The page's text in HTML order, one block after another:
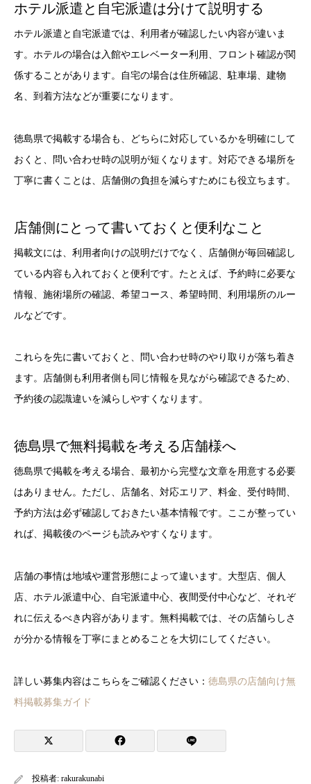
ホテル派遣と自宅派遣は分けて説明する
ホテル派遣と自宅派遣では、利用者が確認したい内容が違いま
す。ホテルの場合は入館やエレベーター利用、フロント確認が関
係することがあります。自宅の場合は住所確認、駐車場、建物
名、到着方法などが重要になります。
徳島県で掲載する場合も、どちらに対応しているかを明確にして
おくと、問い合わせ時の説明が短くなります。対応できる場所を
丁寧に書くことは、店舗側の負担を減らすためにも役立ちます。
店舗側にとって書いておくと便利なこと
掲載文には、利用者向けの説明だけでなく、店舗側が毎回確認し
ている内容も入れておくと便利です。たとえば、予約時に必要な
情報、施術場所の確認、希望コース、希望時間、利用場所のルー
ルなどです。
これらを先に書いておくと、問い合わせ時のやり取りが落ち着き
ます。店舗側も利用者側も同じ情報を見ながら確認できるため、
予約後の認識違いを減らしやすくなります。
徳島県で無料掲載を考える店舗様へ
徳島県で掲載を考える場合、最初から完璧な文章を用意する必要
はありません。ただし、店舗名、対応エリア、料金、受付時間、
予約方法は必ず確認しておきたい基本情報です。ここが整ってい
れば、掲載後のページも読みやすくなります。
店舗の事情は地域や運営形態によって違います。大型店、個人
店、ホテル派遣中心、自宅派遣中心、夜間受付中心など、それぞ
れに伝えるべき内容があります。無料掲載では、その店舗らしさ
が分かる情報を丁寧にまとめることを大切にしてください。
詳しい募集内容はこちらをご確認ください： 徳島県の店舗向け無
料掲載募集ガイド
投稿者: rakurakunabi